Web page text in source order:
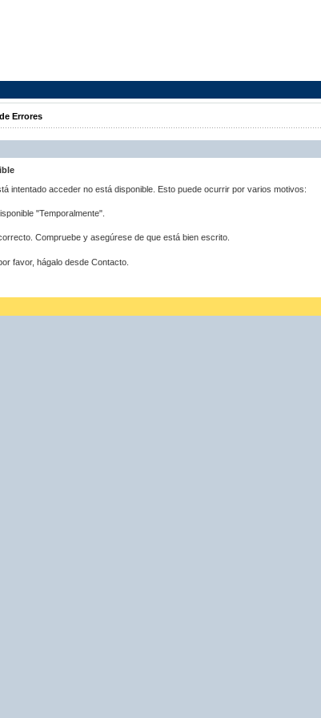
Errores
intentado acceder no está disponible. Esto puede ocurrir por varios motivos:
"Temporalmente".
Compruebe y asegúrese de que está bien escrito.
favor, hágalo desde Contacto.